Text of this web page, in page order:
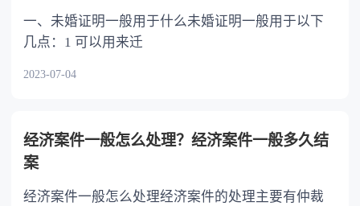
一、未婚证明一般用于什么未婚证明一般用于以下
几点：1 可以用来迁
2023-07-04
经济案件一般怎么处理？经济案件一般多久结
案
经济案件一般怎么处理经济案件的处理主要有仲裁